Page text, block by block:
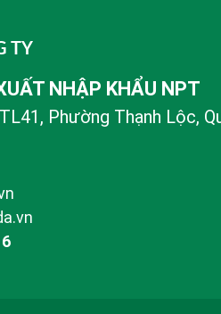
TY
NHẬP KHẨU NPT
Phường Thạnh Lộc,